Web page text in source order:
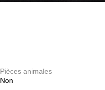
Pièces animales
Non